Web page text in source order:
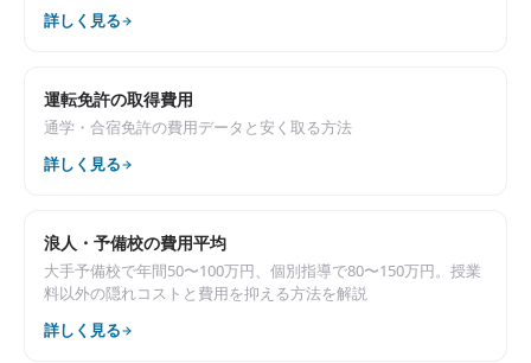
詳しく見る
運転免許の取得費用
通学・合宿免許の費用データと安く取る方法
詳しく見る
浪人・予備校の費用平均
大手予備校で年間50〜100万円、個別指導で80〜150万円。授業
料以外の隠れコストと費用を抑える方法を解説
詳しく見る